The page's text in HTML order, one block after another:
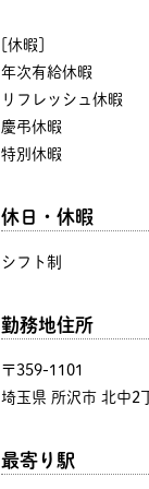
[休暇]
年次有給休暇
リフレッシュ休暇
慶弔休暇
特別休暇
休日・休暇
シフト制
勤務地住所
〒359-1101
埼玉県 所沢市 北中2
最寄り駅